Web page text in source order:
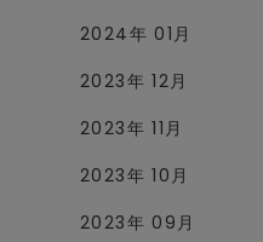
2024年 01月
2023年 12月
2023年 11月
2023年 10月
2023年 09月